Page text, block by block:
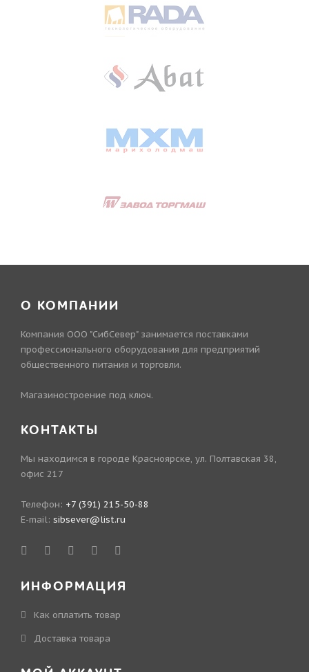
О КОМПАНИИ
Компания ООО "СибСевер" занимается поставками
профессионального оборудования для предприятий
общественного питания и торговли.
Магазиностроение под ключ.
КОНТАКТЫ
Мы находимся в городе Красноярске, ул. Полтавская 38,
офис 217
Телефон: +7 (391) 215-50-88
E-mail: sibsever@list.ru
ИНФОРМАЦИЯ
Как оплатить товар
Доставка товара